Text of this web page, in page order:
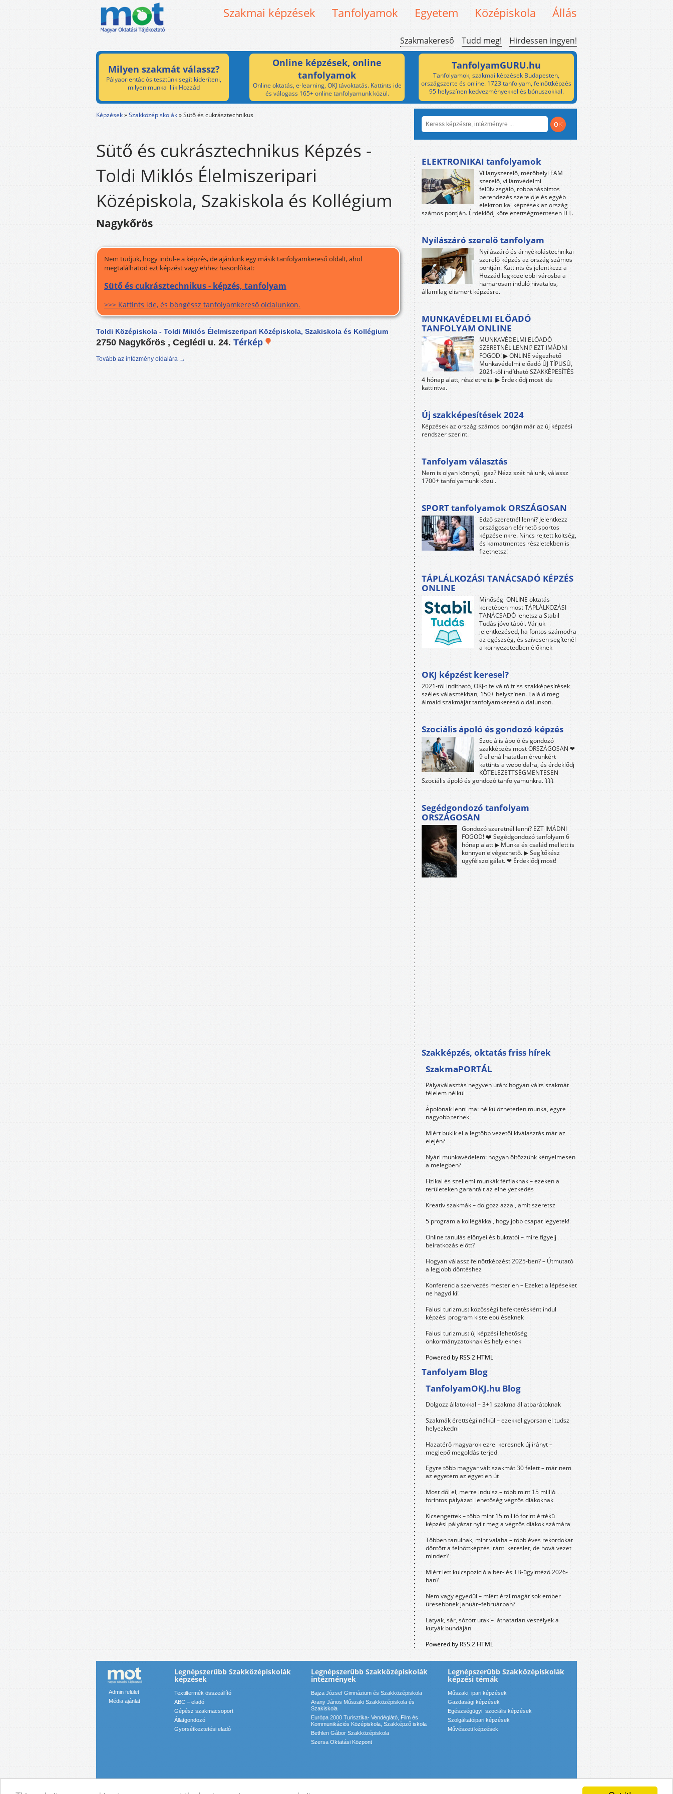
Szakmai képzések Tanfolyamok Egyetem Középiskola Állás
Szakmakereső Tudd meg! Hirdessen ingyen!
Milyen szakmát válassz?
Pályaorientációs tesztünk segít kideríteni,
milyen munka illik Hozzád
Online képzések, online
tanfolyamok
Online oktatás, e-learning, OKJ távoktatás. Kattints ide
és válogass 165+ online tanfolyamunk közül.
TanfolyamGURU.hu
Tanfolyamok, szakmai képzések Budapesten,
országszerte és online. 1723 tanfolyam, felnőttképzés
95 helyszínen kedvezményekkel és bónuszokkal.
Képzések»Szakközépiskolák»Sütő és cukrásztechnikus
Sütő és cukrásztechnikus Képzés -
Toldi Miklós Élelmiszeripari
Középiskola, Szakiskola és Kollégium
Nagykőrös
Nem tudjuk, hogy indul-e a képzés, de ajánlunk egy másik tanfolyamkereső oldalt, ahol
megtalálhatod ezt képzést vagy ehhez hasonlókat:
Sütő és cukrásztechnikus - képzés, tanfolyam
>>> Kattints ide, és böngéssz tanfolyamkereső oldalunkon.
Toldi Középiskola - Toldi Miklós Élelmiszeripari Középiskola, Szakiskola és Kollégium
2750 Nagykőrös , Ceglédi u. 24. Térkép
Tovább az intézmény oldalára →
ELEKTRONIKAI tanfolyamok
Villanyszerelő, mérőhelyi FAM
szerelő, villámvédelmi
felülvizsgáló, robbanásbiztos
berendezés szerelője és egyéb
elektronikai képzések az ország
számos pontján. Érdeklődj kötelezettségmentesen ITT.
Nyílászáró szerelő tanfolyam
Nyílászáró és árnyékolástechnikai
szerelő képzés az ország számos
pontján. Kattints és jelentkezz a
Hozzád legközelebbi városba a
hamarosan induló hivatalos,
államilag elismert képzésre.
MUNKAVÉDELMI ELŐADÓ
TANFOLYAM ONLINE
MUNKAVÉDELMI ELŐADÓ
SZERETNÉL LENNI? EZT IMÁDNI
FOGOD! ▶ ONLINE végezhető
Munkavédelmi előadó ÚJ TÍPUSÚ,
2021-től indítható SZAKKÉPESÍTÉS
4 hónap alatt, részletre is. ▶ Érdeklődj most ide
kattintva.
Új szakképesítések 2024
Képzések az ország számos pontján már az új képzési
rendszer szerint.
Tanfolyam választás
Nem is olyan könnyű, igaz? Nézz szét nálunk, válassz
1700+ tanfolyamunk közül.
SPORT tanfolyamok ORSZÁGOSAN
Edző szeretnél lenni? Jelentkezz
országosan elérhető sportos
képzéseinkre. Nincs rejtett költség,
és kamatmentes részletekben is
fizethetsz!
TÁPLÁLKOZÁSI TANÁCSADÓ KÉPZÉS
ONLINE
Minőségi ONLINE oktatás
keretében most TÁPLÁLKOZÁSI
TANÁCSADÓ lehetsz a Stabil
Tudás jóvoltából. Várjuk
jelentkezésed, ha fontos számodra
az egészség, és szívesen segítenél
a környezetedben élőknek
OKJ képzést keresel?
2021-től indítható, OKJ-t felváltó friss szakképesítések
széles választékban, 150+ helyszínen. Találd meg
álmaid szakmáját tanfolyamkereső oldalunkon.
Szociális ápoló és gondozó képzés
Szociális ápoló és gondozó
szakképzés most ORSZÁGOSAN ❤
9 ellenállhatatlan érvünkért
kattints a weboldalra, és érdeklődj
KÖTELEZETTSÉGMENTESEN
Szociális ápoló és gondozó tanfolyamunkra. ⤵⤵⤵
Segédgondozó tanfolyam
ORSZÁGOSAN
Gondozó szeretnél lenni? EZT IMÁDNI
FOGOD! ❤️ Segédgondozó tanfolyam 6
hónap alatt ▶ Munka és család mellett is
könnyen elvégezhető. ▶ Segítőkész
ügyfélszolgálat. ❤ Érdeklődj most!
Szakképzés, oktatás friss hírek
SzakmaPORTÁL
Pályaválasztás negyven után: hogyan válts szakmát
félelem nélkül
Ápolónak lenni ma: nélkülözhetetlen munka, egyre
nagyobb terhek
Miért bukik el a legtöbb vezetői kiválasztás már az
elején?
Nyári munkavédelem: hogyan öltözzünk kényelmesen
a melegben?
Fizikai és szellemi munkák férfiaknak – ezeken a
területeken garantált az elhelyezkedés
Kreatív szakmák – dolgozz azzal, amit szeretsz
5 program a kollégákkal, hogy jobb csapat legyetek!
Online tanulás előnyei és buktatói – mire figyelj
beiratkozás előtt?
Hogyan válassz felnőttképzést 2025-ben? – Útmutató
a legjobb döntéshez
Konferencia szervezés mesterien – Ezeket a lépéseket
ne hagyd ki!
Falusi turizmus: közösségi befektetésként indul
képzési program kistelepüléseknek
Falusi turizmus: új képzési lehetőség
önkormányzatoknak és helyieknek
Powered by RSS 2 HTML
Tanfolyam Blog
TanfolyamOKJ.hu Blog
Dolgozz állatokkal – 3+1 szakma állatbarátoknak
Szakmák érettségi nélkül – ezekkel gyorsan el tudsz
helyezkedni
Hazatérő magyarok ezrei keresnek új irányt –
meglepő megoldás terjed
Egyre több magyar vált szakmát 30 felett – már nem
az egyetem az egyetlen út
Most dől el, merre indulsz – több mint 15 millió
forintos pályázati lehetőség végzős diákoknak
Kicsengettek – több mint 15 millió forint értékű
képzési pályázat nyílt meg a végzős diákok számára
Többen tanulnak, mint valaha – több éves rekordokat
döntött a felnőttképzés iránti kereslet, de hová vezet
mindez?
Miért lett kulcspozíció a bér- és TB-ügyintéző 2026-
ban?
Nem vagy egyedül – miért érzi magát sok ember
üresebbnek január–februárban?
Latyak, sár, sózott utak – láthatatlan veszélyek a
kutyák bundáján
Powered by RSS 2 HTML
Admin felület
Média ajánlat
Legnépszerűbb Szakközépiskolák
képzések
Textiltermék összeállító
ABC – eladó
Gépész szakmacsoport
Állatgondozó
Gyorsétkeztetési eladó
Legnépszerűbb Szakközépiskolák
intézmények
Bajza József Gimnázium és Szakközépiskola
Arany János Műszaki Szakközépiskola és
Szakiskola
Európa 2000 Turisztika- Vendéglátó, Film és
Kommunikációs Középiskola, Szakképző iskola
Bethlen Gábor Szakközépiskola
Szersa Oktatási Központ
Legnépszerűbb Szakközépiskolák
képzési témák
Műszaki, ipari képzések
Gazdasági képzések
Egészségügyi, szociális képzések
Szolgáltatóipari képzések
Művészeti képzések